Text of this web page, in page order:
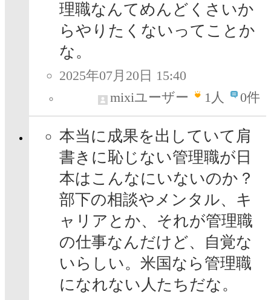
理職なんてめんどくさいか
らやりたくないってことか
な。
2025年07月20日 15:40
mixiユーザー
1人 0件
本当に成果を出していて肩
書きに恥じない管理職が日
本はこんなにいないのか？
部下の相談やメンタル、キ
ャリアとか、それが管理職
の仕事なんだけど、自覚な
いらしい。米国なら管理職
になれない人たちだな。